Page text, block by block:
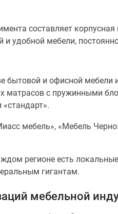
составляет
и удобной мебели,
бытовой и офисной мебели
матрасов с пружинными
мебель», «Мебель
регионе есть
гигантам.
мебельной